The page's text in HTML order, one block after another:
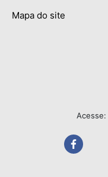
Mapa do site
Acesse: